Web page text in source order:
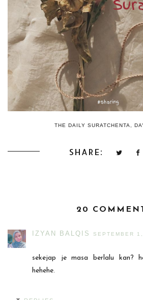
THE DAILY SURATCHENTA,
SHARE:
20
IZYAN BALQIS SEPTEMBER
sekejap je masa berlalu kan?
hehehe.